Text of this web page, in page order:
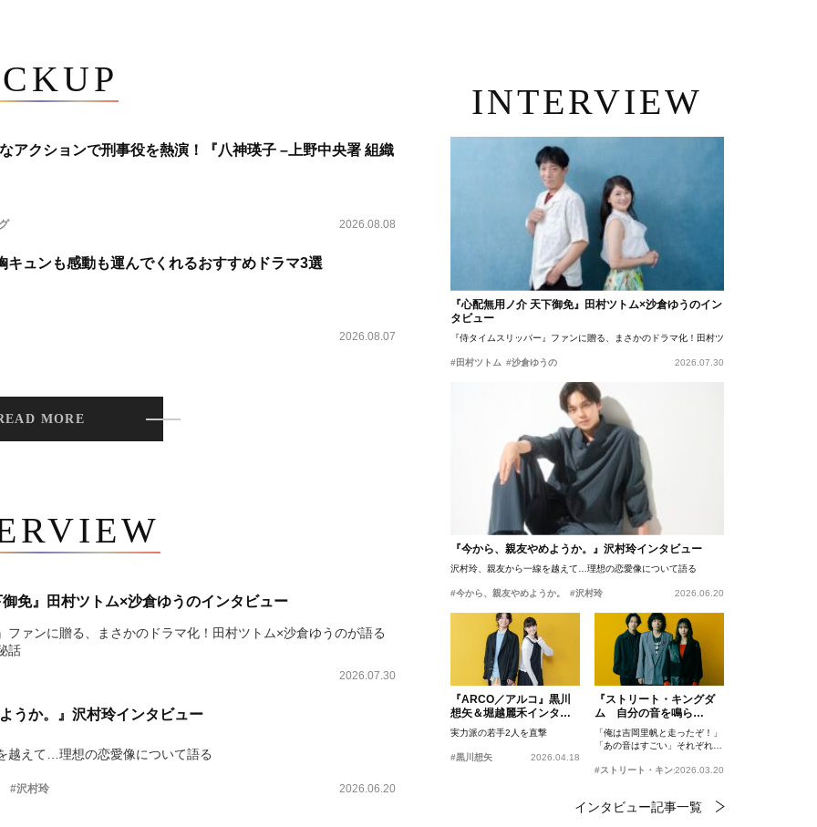
アクションで刑事役を熱演！『八神瑛子 –上野中央署 組織
2026.08.08
キュンも感動も運んでくれるおすすめドラマ3選
2026.08.07
MORE
免』田村ツトム×沙倉ゆうのインタビュー
ファンに贈る、まさかのドラマ化！田村ツトム×沙倉ゆうのが語る
話
2026.07.30
うか。』沢村玲インタビュー
越えて…理想の恋愛像について語る
#沢村玲 2026.06.20
INTERVIEW
『心配無用ノ介 天下御免』田村ツトム×沙倉ゆうのイン
タビュー
『侍タイムスリッパー』ファンに贈る、まさかのドラマ化！田村ツトム×沙倉ゆうのが語
#田村ツトム #沙倉ゆうの 2026.07.30
『今から、親友やめようか。』沢村玲インタビュー
沢村玲、親友から一線を越えて…理想の恋愛像について語る
#今から、親友やめようか。 #沢村玲 2026.06.20
『ARCO／アルコ』黒川
想矢＆堀越麗禾インタビ
ュー
実力派の若手2人を直撃
#黒川想矢 2026.04.18
『ストリート・キングダ
ム 自分の音を鳴ら
せ。』峯田和伸、若葉竜
也、吉岡里帆インタビュ
ー
「俺は吉岡里帆と走ったぞ！」
「あの音はすごい」それぞれの
#ストリート・キングダム 自分の音を鳴らせ。
2026.03.20
インタビュー記事一覧